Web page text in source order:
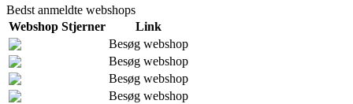
Bedst anmeldte webshops
Webshop Stjerner
Link
Besøg webshop
Besøg webshop
Besøg webshop
Besøg webshop